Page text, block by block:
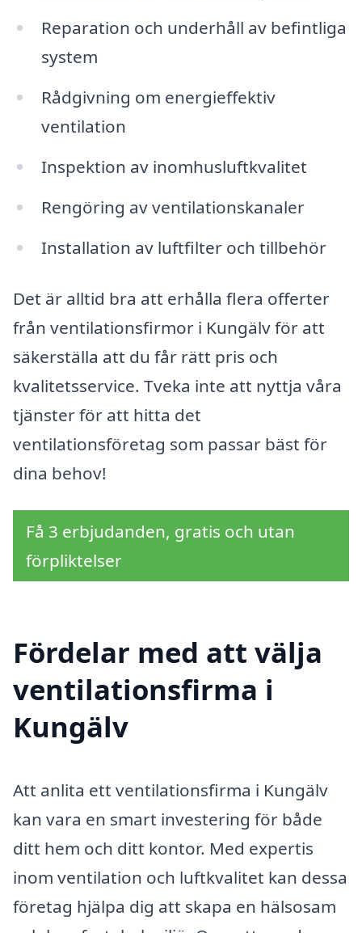
Reparation och underhåll av befintliga
system
Rådgivning om energieffektiv
ventilation
Inspektion av inomhusluftkvalitet
Rengöring av ventilationskanaler
Installation av luftfilter och tillbehör
Det är alltid bra att erhålla flera offerter
från ventilationsfirmor i Kungälv för att
säkerställa att du får rätt pris och
kvalitetsservice. Tveka inte att nyttja våra
tjänster för att hitta det
ventilationsföretag som passar bäst för
dina behov!
Få 3 erbjudanden, gratis och utan
förpliktelser
Fördelar med att välja
ventilationsfirma i
Kungälv
Att anlita ett ventilationsfirma i Kungälv
kan vara en smart investering för både
ditt hem och ditt kontor. Med expertis
inom ventilation och luftkvalitet kan dessa
företag hjälpa dig att skapa en hälsosam